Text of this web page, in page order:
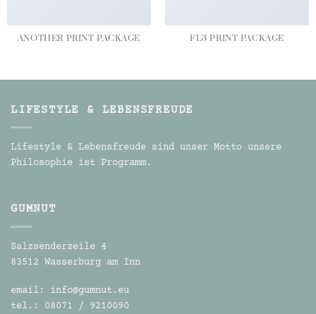
ANOTHER PRINT PACKAGE FL3 PRINT PACKAGE
LIFESTYLE & LEBENSFREUDE
Lifestyle & Lebensfreude sind unser Motto unsere
Philosophie ist Programm.
GUMNUT
Salzsenderzeile 4
83512 Wasserburg am Inn
email: info@gumnut.eu
tel.: 08071 / 9210090